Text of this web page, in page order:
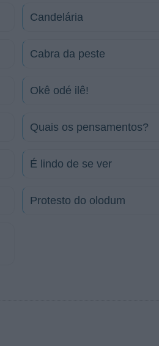
Candelária
Cabra da peste
Okê odé ilê!
Quais os pensamentos?
É lindo de se ver
Protesto do olodum